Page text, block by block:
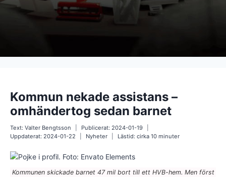
Kommun nekade assistans –
omhändertog sedan barnet
Text: Valter Bengtsson Publicerat: 2024-01-19
Uppdaterat: 2024-01-22 Nyheter Lästid: cirka10minuter
Kommunen skickade barnet 47 mil bort till ett HVB-hem. Men först